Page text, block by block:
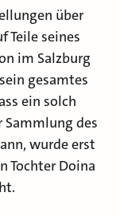
über
Teile seines
im Salzburg
gesamtes
ein solch
Sammlung des
wurde erst
Tochter Doina